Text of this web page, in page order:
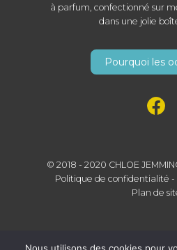
à parfum, confectionné sur
dans une jolie
Pourquoi les
© 2018 - 2020 CHLOE
Politique de confidentialité -
Plan de